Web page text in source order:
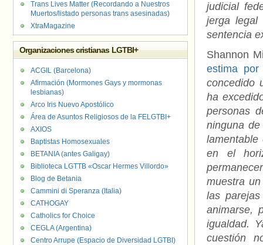
judicial
jerga
sentencia
Shannon
estima
concedido
ha
personas
ninguna
lamentable
en el
muestra
las
animarse,
igualdad.
cuestión
Trans Lives Matter (Recordando a Nuestros
Muertos/listado personas trans asesinadas)
XtraMagazine
Organizaciones cristianas LGTBI+
ACGIL (Barcelona)
Afirmación (Mormones Gays y mormonas
lesbianas)
Arco Iris Nuevo Apostólico
Área de Asuntos Religiosos de la FELGTBI+
AXIOS
Baptistas Homosexuales
BETANIA (antes Galigay)
Biblioteca LGTTB «Oscar Hermes Villordo»
Blog de Betania
Cammini di Speranza (Italia)
CATHOGAY
Catholics for Choice
CEGLA (Argentina)
Centro Arrupe (Espacio de Diversidad LGTBI)